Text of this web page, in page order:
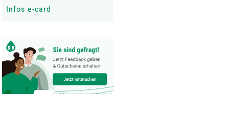
Infos e-card